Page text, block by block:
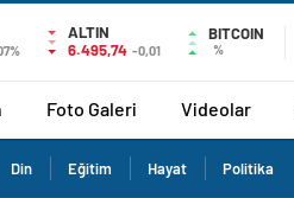
ALTIN
6.495,74 -0,01
BITCOIN
%
Foto Galeri Videolar
Din Eğitim Hayat Politika